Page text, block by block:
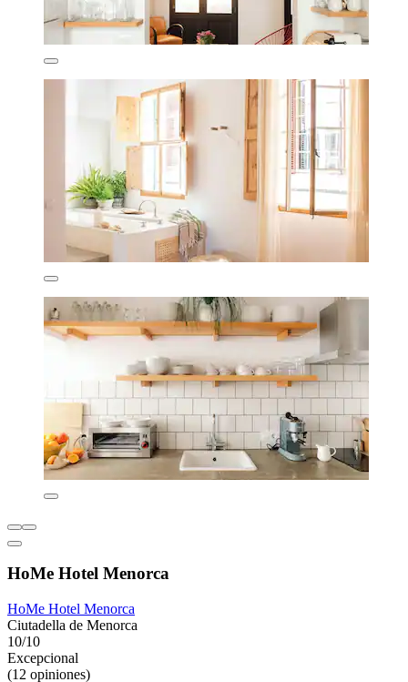
HoMe Hotel Menorca
HoMe Hotel Menorca
Ciutadella de Menorca
10/10
Excepcional
(12 opiniones)